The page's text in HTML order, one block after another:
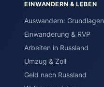
EINWANDERN & LEBEN
Auswandern: Grundlagen
Einwanderung & RVP
Arbeiten in Russland
Umzug & Zoll
Geld nach Russland